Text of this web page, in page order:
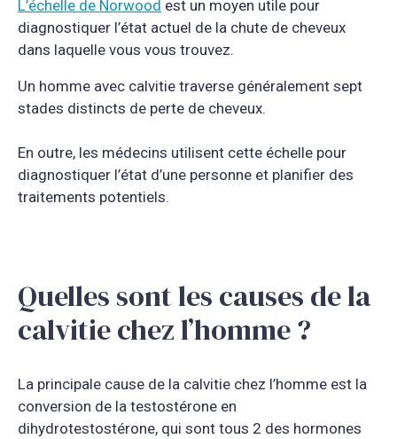
L’échelle de Norwood est un moyen utile pour
diagnostiquer l’état actuel de la chute de cheveux
dans laquelle vous vous trouvez.
Un homme avec calvitie traverse généralement sept
stades distincts de perte de cheveux.
En outre, les médecins utilisent cette échelle pour
diagnostiquer l’état d’une personne et planifier des
traitements potentiels.
Quelles sont les causes de la
calvitie chez l’homme ?
La principale cause de la calvitie chez l’homme est la
conversion de la testostérone en
dihydrotestostérone, qui sont tous 2 des hormones